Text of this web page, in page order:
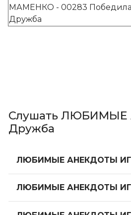
Слушать ЛЮБИМЫЕ
Дружба
ЛЮБИМЫЕ АНЕКДОТЫ
ЛЮБИМЫЕ АНЕКДОТЫ